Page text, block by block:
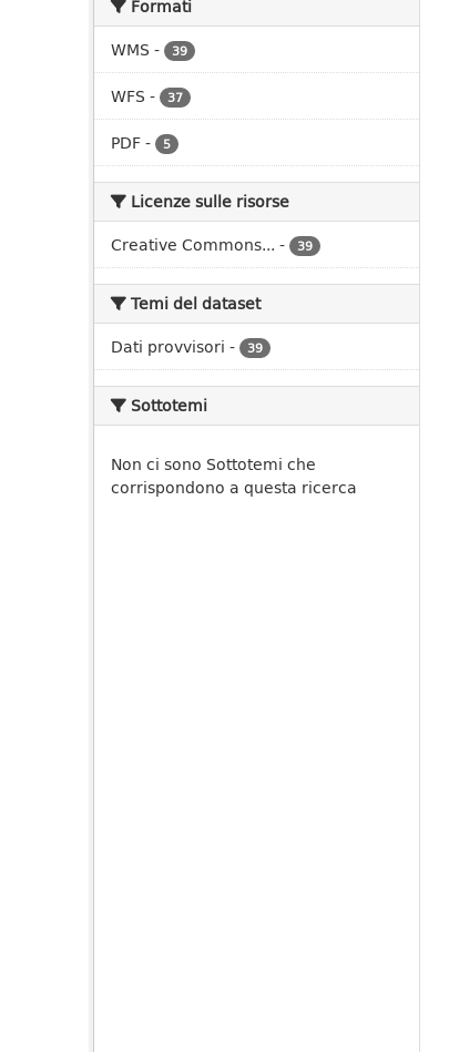
Formati
WMS - 39
WFS - 37
PDF- 5
Licenze sulle risorse
Creative Commons... - 39
Temi del dataset
Dati provvisori - 39
Sottotemi
Non ci sono Sottotemi che
corrispondono a questa ricerca